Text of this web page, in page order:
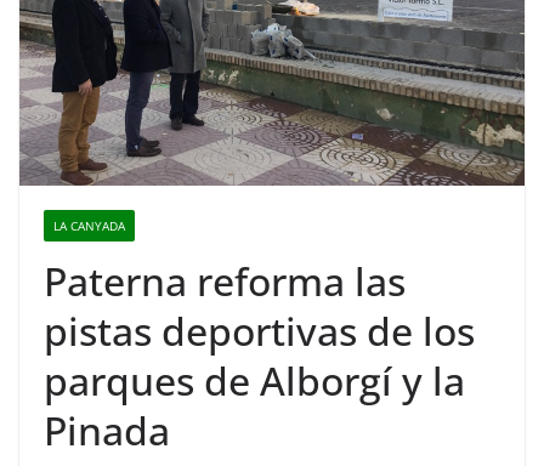
LA CANYADA
Paterna reforma las
pistas deportivas de los
parques de Alborgí y la
Pinada